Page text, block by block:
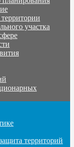
участка
территорий